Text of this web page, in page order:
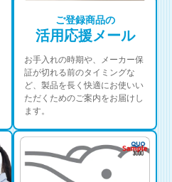
ご登録商品の
活用応援メール
お手入れの時期や、メーカー保
証が切れる前のタイミングな
ど、製品を長く快適にお使いい
ただくためのご案内をお届けし
ます。